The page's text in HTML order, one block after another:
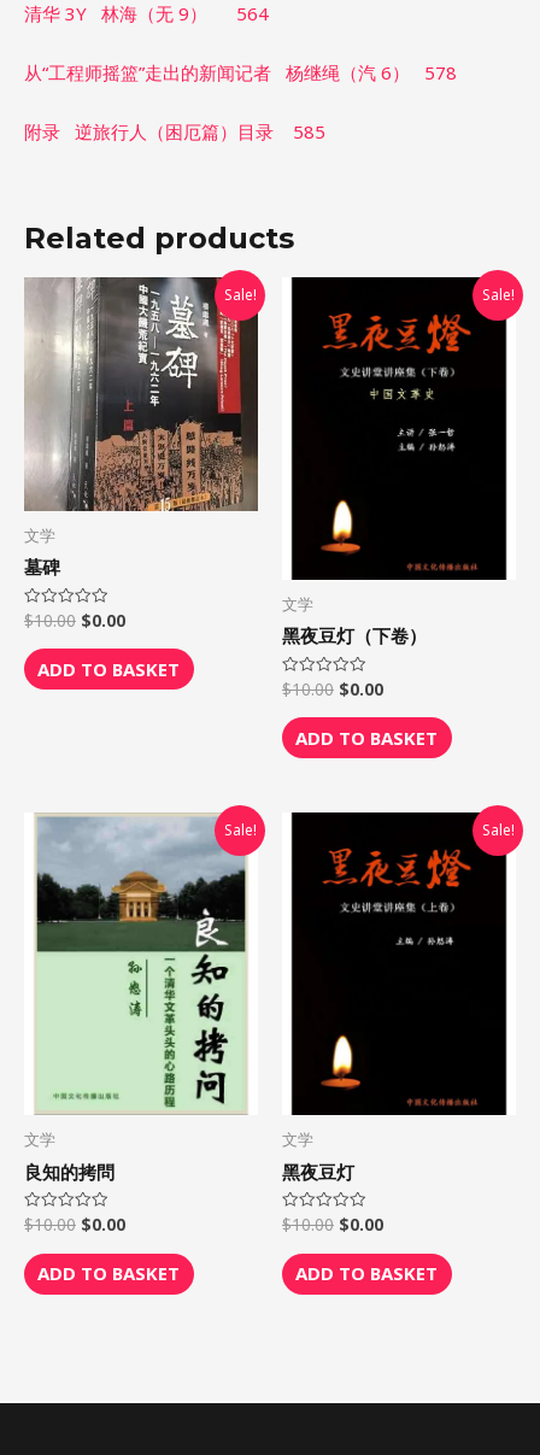
清华 3Y 林海（无 9） 564
从“工程师摇篮”走出的新闻记者 杨继绳（汽 6） 578
附录 逆旅行人（困厄篇）目录 585
Related products
Sale!
文学
墓碑
Rated
0
out
of
5
$10.00
Original
price
was:
$10.00.
$0.00
Current
price
is:
$0.00.
ADD TO BASKET
Sale!
文学
黑夜豆灯（下卷）
Rated
0
out
of
5
$10.00
was:
$10.00.
$0.00
is:
$0.00.
ADD TO BASKET
Sale!
文学
良知的拷問
Rated
0
out
of
5
$10.00
Original
price
$10.00.
$0.00
Current
price
is:
$0.00.
ADD TO BASKET
Sale!
文学
黑夜豆灯
Rated
0
out
of
5
$10.00
was:
$10.00.
$0.00
is:
$0.00.
ADD TO BASKET